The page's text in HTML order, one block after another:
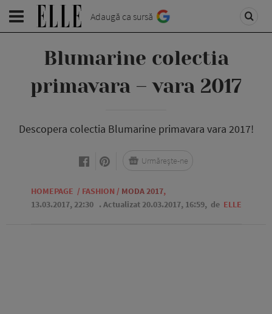
Adaugă ca sursă
Blumarine colectia
primavara – vara 2017
Descopera colectia Blumarine primavara vara 2017!
HOMEPAGE / FASHION / MODA 2017,
13.03.2017, 22:30 . Actualizat 20.03.2017, 16:59, de ELLE
Urmărește-ne